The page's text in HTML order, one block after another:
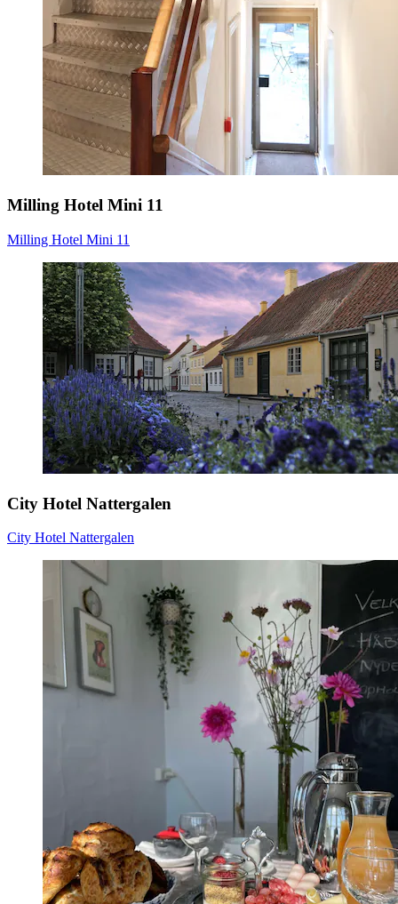
Milling Hotel Mini 11
Milling Hotel Mini 11
City Hotel Nattergalen
City Hotel Nattergalen